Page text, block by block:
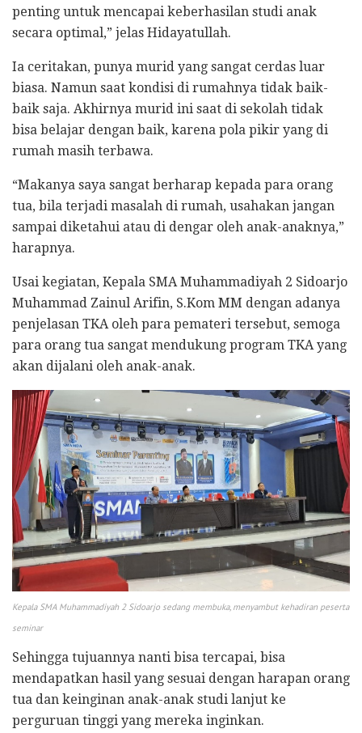
penting untuk mencapai keberhasilan studi anak
secara optimal,” jelas Hidayatullah.
Ia ceritakan, punya murid yang sangat cerdas luar
biasa. Namun saat kondisi di rumahnya tidak baik-
baik saja. Akhirnya murid ini saat di sekolah tidak
bisa belajar dengan baik, karena pola pikir yang di
rumah masih terbawa.
“Makanya saya sangat berharap kepada para orang
tua, bila terjadi masalah di rumah, usahakan jangan
sampai diketahui atau di dengar oleh anak-anaknya,”
harapnya.
Usai kegiatan, Kepala SMA Muhammadiyah 2 Sidoarjo
Muhammad Zainul Arifin, S.Kom MM dengan adanya
penjelasan TKA oleh para pemateri tersebut, semoga
para orang tua sangat mendukung program TKA yang
akan dijalani oleh anak-anak.
Kepala SMA Muhammadiyah 2 Sidoarjo sedang membuka, menyambut kehadiran peserta
seminar
Sehingga tujuannya nanti bisa tercapai, bisa
mendapatkan hasil yang sesuai dengan harapan orang
tua dan keinginan anak-anak studi lanjut ke
perguruan tinggi yang mereka inginkan.